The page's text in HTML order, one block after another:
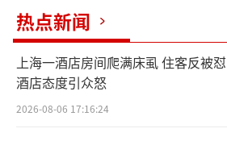
热点新闻
上海一酒店房间爬满床虱 住客反被怼
酒店态度引众怒
2026-08-06 17:16:24